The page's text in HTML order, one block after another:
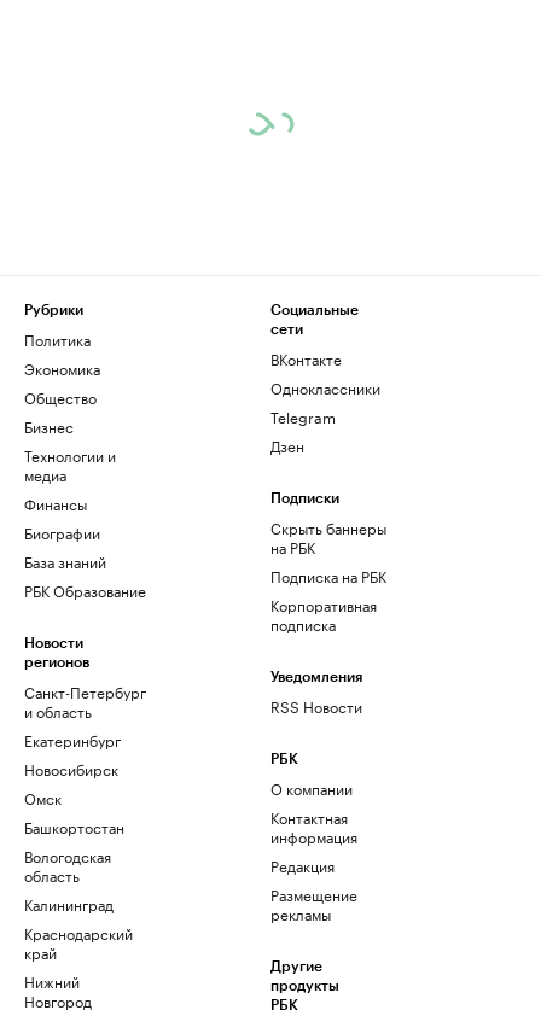
Рубрики
Политика
Экономика
Общество
Бизнес
Технологии и
медиа
Финансы
Биографии
База знаний
РБК Образование
Новости
регионов
Санкт-Петербург
и область
Екатеринбург
Новосибирск
Омск
Башкортостан
Вологодская
область
Калининград
Краснодарский
край
Нижний
Новгород
Социальные
сети
ВКонтакте
Одноклассники
Telegram
Дзен
Подписки
Скрыть баннеры
на РБК
Подписка на РБК
Корпоративная
подписка
Уведомления
RSS Новости
РБК
О компании
Контактная
информация
Редакция
Размещение
рекламы
Другие
продукты
РБК